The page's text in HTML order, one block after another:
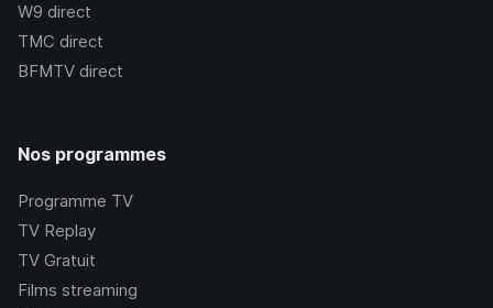
W9 direct
TMC direct
BFMTV direct
Nos programmes
Programme TV
TV Replay
TV Gratuit
Films streaming